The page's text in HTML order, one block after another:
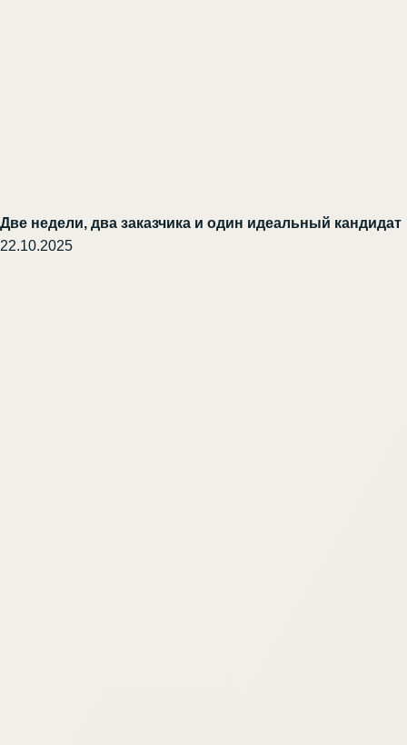
Две недели, два заказчика и один идеальный кандидат
22.10.2025